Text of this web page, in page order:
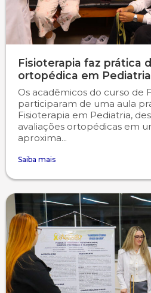
Fisioterapia faz prática
ortopédica em Pediatria
Os acadêmicos do curso de
participaram de uma aula
Fisioterapia em Pediatria,
avaliações ortopédicas em
aproxima...
Saiba mais